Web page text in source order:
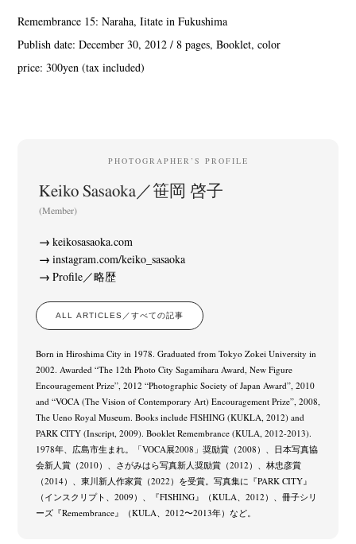
Remembrance 15: Naraha, Iitate in Fukushima
Publish date: December 30, 2012 / 8 pages, Booklet, color
price: 300yen (tax included)
PHOTOGRAPHER’S PROFILE
Keiko Sasaoka／笹岡 啓子
(Member)
keikosasaoka.com
instagram.com/keiko_sasaoka
Profile／略歴
ALL ARTICLES／すべての記事
Born in Hiroshima City in 1978. Graduated from Tokyo Zokei University in
2002. Awarded “The 12th Photo City Sagamihara Award, New Figure
Encouragement Prize”, 2012 “Photographic Society of Japan Award”, 2010
and “VOCA (The Vision of Contemporary Art) Encouragement Prize”, 2008,
The Ueno Royal Museum. Books include FISHING (KUKLA, 2012) and
PARK CITY (Inscript, 2009). Booklet Remembrance (KULA, 2012-2013).
1978年、広島市生まれ。「VOCA展2008」奨励賞（2008）、日本写真協
会新人賞（2010）、さがみはら写真新人奨励賞（2012）、林忠彦賞
（2014）、東川新人作家賞（2022）を受賞。写真集に『PARK CITY』
（インスクリプト、2009）、『FISHING』（KULA、2012）、冊子シリ
ーズ『Remembrance』（KULA、2012〜2013年）など。